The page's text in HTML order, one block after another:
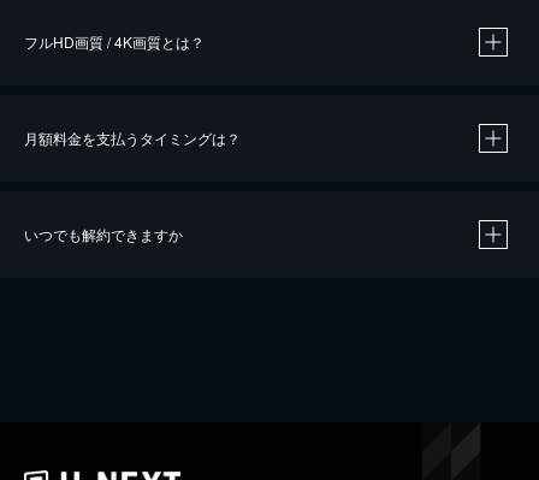
※40％ポイント還元の対象は、クレジットカード決済による作品の購入 / レンタルです。
iOSアプリのUコイン決済による作品の購入 / レンタルは、20％のポイント還元です。
フルHD画質 / 4K画質とは？
月額料金を支払うタイミングは？
いつでも解約できますか